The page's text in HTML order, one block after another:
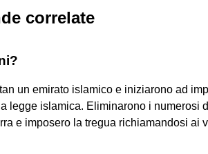
correlate
un emirato islamico e iniziarono ad
legge islamica. Eliminarono i numerosi
e imposero la tregua richiamandosi ai